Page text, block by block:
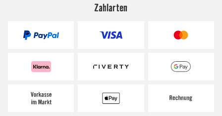
Zahlarten